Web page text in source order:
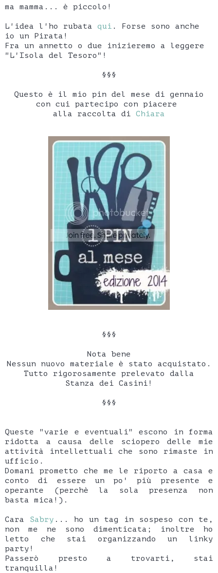
ma mamma... è piccolo!
L'idea l'ho rubata qui . Forse sono anche
io un Pirata!
Fra un annetto o due inizieremo a leggere
"L'Isola del Tesoro"!
§§§
Questo è il mio pin del mese di gennaio
con cui partecipo con piacere
alla raccolta di Chiara
§§§
Nota bene
Nessun nuovo materiale è stato acquistato.
Tutto rigorosamente prelevato dalla
Stanza dei Casini!
§§§
Queste "varie e eventuali" escono in forma
ridotta a causa delle sciopero delle mie
attività intellettuali che sono rimaste in
ufficio.
Domani prometto che me le riporto a casa e
conto di essere un po' più presente e
operante (perchè la sola presenza non
basta mica!).
Cara Sabry ... ho un tag in sospeso con te,
non me ne sono dimenticata; inoltre ho
letto che stai organizzando un linky
party!
Passerò presto a trovarti, stai
tranquilla!